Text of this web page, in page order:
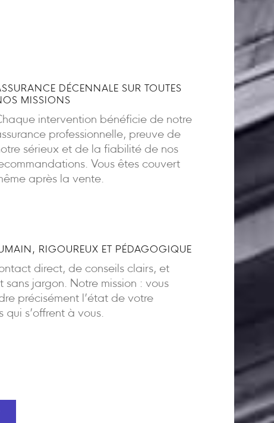
DÉCENNALE SUR TOUTES
MISSIONS
intervention bénéficie de notre
professionnelle, preuve de
sérieux et de la fiabilité de nos
Vous êtes couvert
après la vente.
RIGOUREUX ET PÉDAGOGIQUE
direct, de conseils clairs, et
sans jargon. Notre mission : vous
précisément l’état de votre
qui s’offrent à vous.